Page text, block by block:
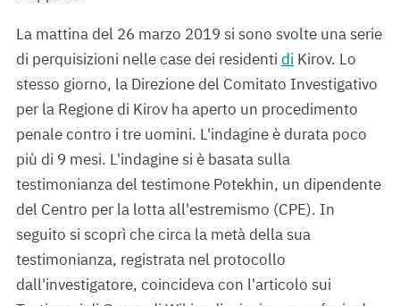
La mattina del 26 marzo 2019 si sono svolte una serie
di perquisizioni nelle case dei residenti di Kirov. Lo
stesso giorno, la Direzione del Comitato Investigativo
per la Regione di Kirov ha aperto un procedimento
penale contro i tre uomini. L'indagine è durata poco
più di 9 mesi. L'indagine si è basata sulla
testimonianza del testimone Potekhin, un dipendente
del Centro per la lotta all'estremismo (CPE). In
seguito si scoprì che circa la metà della sua
testimonianza, registrata nel protocollo
dall'investigatore, coincideva con l'articolo sui